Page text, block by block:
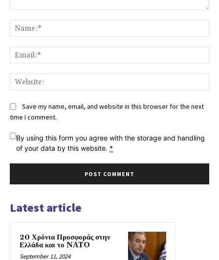
Save my name, email, and website in this browser for the next
time I comment.
By using this form you agree with the storage and handling
of your data by this website. *
Latest article
20 Χρόνια Προσφοράς στην
Ελλάδα και το NATO
September 11, 2024